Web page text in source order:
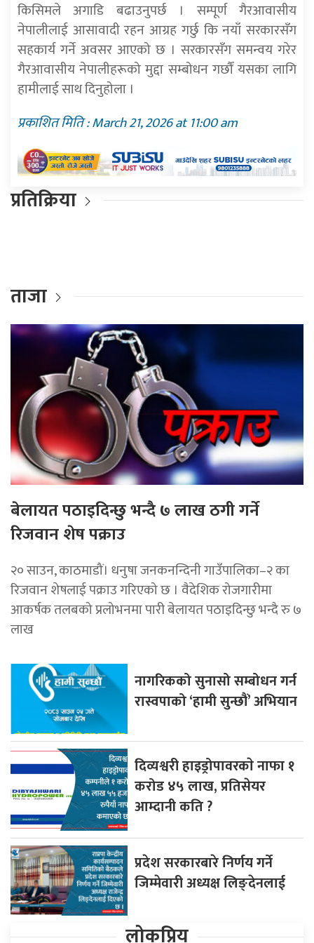
किसिमले अगाडि बढाउनुपर्छ । सम्पूर्ण गैरआवासीय
नेपालीलाई आसावादी रहन आग्रह गर्छु कि नयाँ सरकारसँग
सहकार्य गर्ने अवसर आएको छ । सरकारसँग समन्वय गरेर
गैरआवासीय नेपालीहरूको मुद्दा सम्बोधन गर्छौं यसका लागि
हामीलाई साथ दिनुहोला ।
प्रकाशित मिति : March 21, 2026 at 11:00 am
प्रतिक्रिया
ताजा
बेलायत पठाइदिन्छु भन्दै ७ लाख ठगी गर्ने
रिजवान शेष पक्राउ
२० साउन, काठमाडौं। धनुषा जनकनन्दिनी गाउँपालिका–२ का
रिजवान शेषलाई पक्राउ गरिएको छ । वैदेशिक रोजगारीमा
आकर्षक तलबको प्रलोभनमा पारी बेलायत पठाइदिन्छु भन्दै रु ७
लाख
नागरिकको सुनासो सम्बोधन गर्न
रास्वपाको ‘हामी सुन्छौं’ अभियान
दिव्यश्वरी हाइड्रोपावरकाे नाफा १
करोड ४५ लाख, प्रतिसेयर
आम्दानी कति ?
प्रदेश सरकारबारे निर्णय गर्ने
जिम्मेवारी अध्यक्ष लिङ्देनलाई
लोकप्रिय